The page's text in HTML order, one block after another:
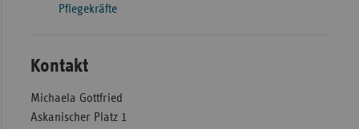
Pflegekräfte
Kontakt
Michaela Gottfried
Askanischer Platz 1